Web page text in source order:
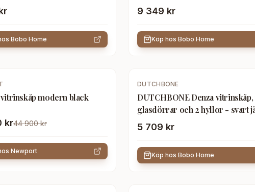
Bobo Home
och ek (H:160)
9 349 kr
Köp hos Bobo Home
modern black
kr44 900 kr
Newport
DUTCHBONE
DUTCHBONE Denza vitrinskåp,
glasdörrar och 2 hyllor - svart
5 709 kr
Köp hos Bobo Home